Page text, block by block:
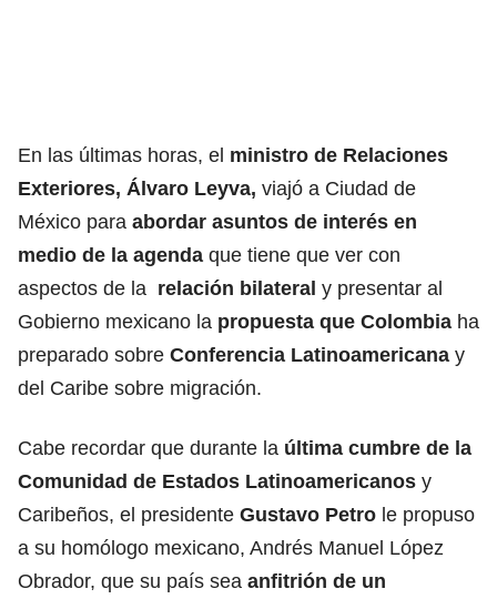
En las últimas horas, el ministro de Relaciones
Exteriores, Álvaro Leyva, viajó a Ciudad de
México para abordar asuntos de interés en
medio de la agenda que tiene que ver con
aspectos de la relación bilateral y presentar al
Gobierno mexicano la propuesta que Colombia ha
preparado sobre Conferencia Latinoamericana y
del Caribe sobre migración.
Cabe recordar que durante la última cumbre de la
Comunidad de Estados Latinoamericanos y
Caribeños, el presidente Gustavo Petro le propuso
a su homólogo mexicano, Andrés Manuel López
Obrador, que su país sea anfitrión de un